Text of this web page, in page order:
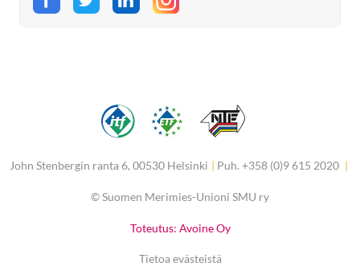
Share on Facebook
Share on Twitter
Share on LinkedIn
John Stenbergin ranta 6, 00530 Helsinki | Puh. +358 (0)9 615 2020 |
©Suomen Merimies-Unioni SMU ry
Toteutus: Avoine Oy
Tietoa evästeistä